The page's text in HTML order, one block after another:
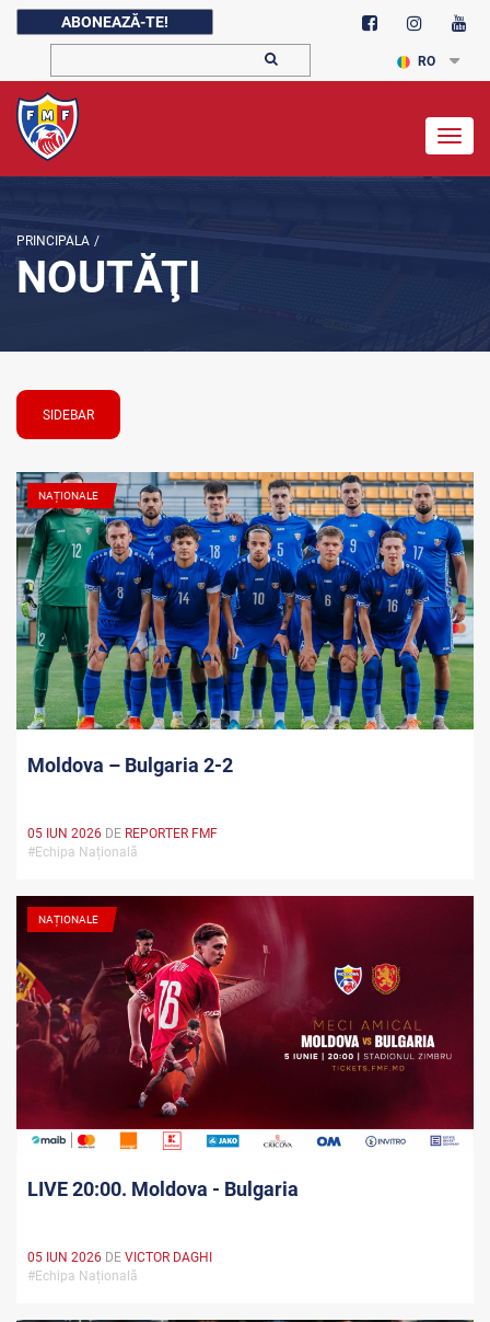
ABONEAZĂ-TE!
RO
PRINCIPALA /
NOUTĂŢI
SIDEBAR
NAȚIONALE
Moldova – Bulgaria 2-2
05 IUN 2026 DE REPORTER FMF
#Echipa Națională
NAȚIONALE
LIVE 20:00. Moldova - Bulgaria
05 IUN 2026 DE VICTOR DAGHI
#Echipa Națională